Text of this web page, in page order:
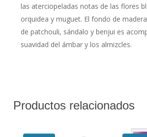
las aterciopeladas notas de las flores
orquidea y muguet. El fondo de
de patchouli, sándalo y benjui es
suavidad del ámbar y los almizcles.
Productos relacionados